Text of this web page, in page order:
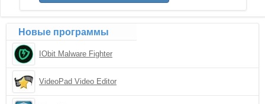
Новые программы
IObit Malware Fighter
VideoPad Video Editor